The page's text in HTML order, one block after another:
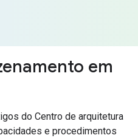
em
do Centro de arquitetura
e procedimentos